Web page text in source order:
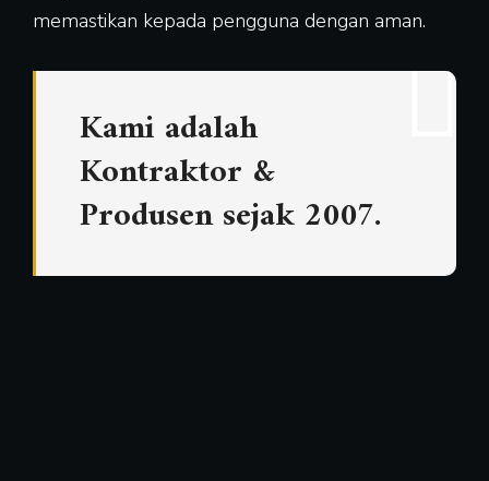
memastikan kepada pengguna dengan aman.
Kami adalah
Kontraktor &
Produsen sejak 2007.